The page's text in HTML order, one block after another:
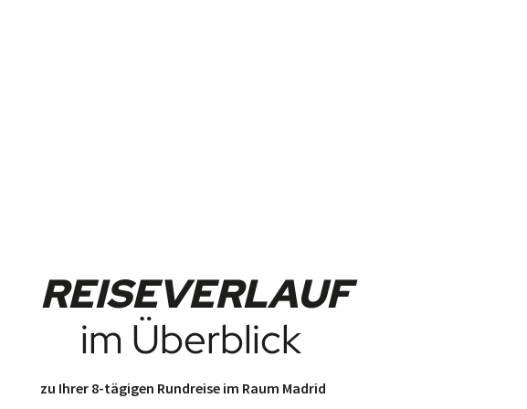
REISEVERLAUF
im Überblick
zu Ihrer 8-tägigen Rundreise im Raum Madrid